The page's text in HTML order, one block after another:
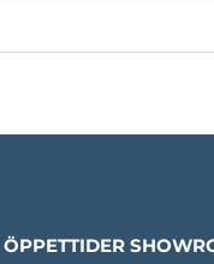
ÖPPETTIDER